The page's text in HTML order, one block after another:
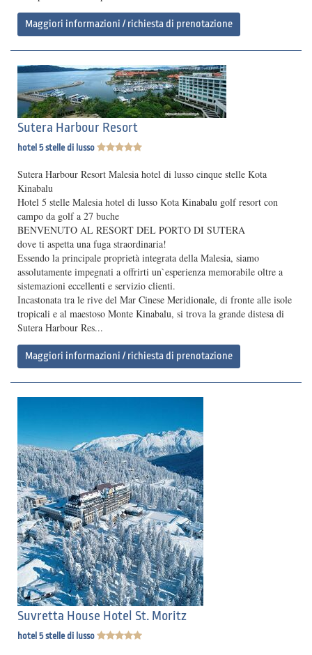
Maggiori informazioni / richiesta di prenotazione
Sutera Harbour Resort
hotel 5 stelle di lusso
Sutera Harbour Resort Malesia hotel di lusso cinque stelle Kota
Kinabalu
Hotel 5 stelle Malesia hotel di lusso Kota Kinabalu golf resort con
campo da golf a 27 buche
BENVENUTO AL RESORT DEL PORTO DI SUTERA
dove ti aspetta una fuga straordinaria!
Essendo la principale proprietà integrata della Malesia, siamo
assolutamente impegnati a offrirti un`esperienza memorabile oltre a
sistemazioni eccellenti e servizio clienti.
Incastonata tra le rive del Mar Cinese Meridionale, di fronte alle isole
tropicali e al maestoso Monte Kinabalu, si trova la grande distesa di
Sutera Harbour Res...
Maggiori informazioni / richiesta di prenotazione
Suvretta House Hotel St. Moritz
hotel 5 stelle di lusso